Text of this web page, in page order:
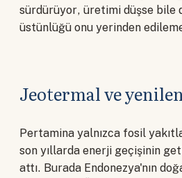
sürdürüyor, üretimi düşse bile
üstünlüğü onu yerinden
Jeotermal ve
Pertamina yalnızca fosil
son yıllarda enerji geçişinin
attı. Burada Endonezya'nın